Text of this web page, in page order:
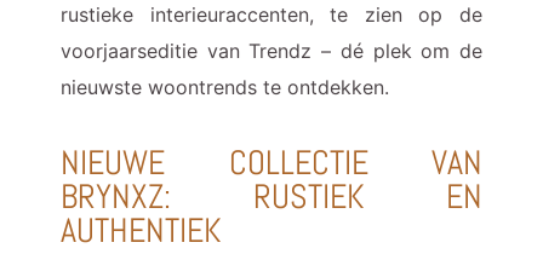
rustieke interieuraccenten, te zien op de
voorjaarseditie van Trendz – dé plek om de
nieuwste woontrends te ontdekken.
NIEUWE COLLECTIE VAN
BRYNXZ: RUSTIEK EN
AUTHENTIEK